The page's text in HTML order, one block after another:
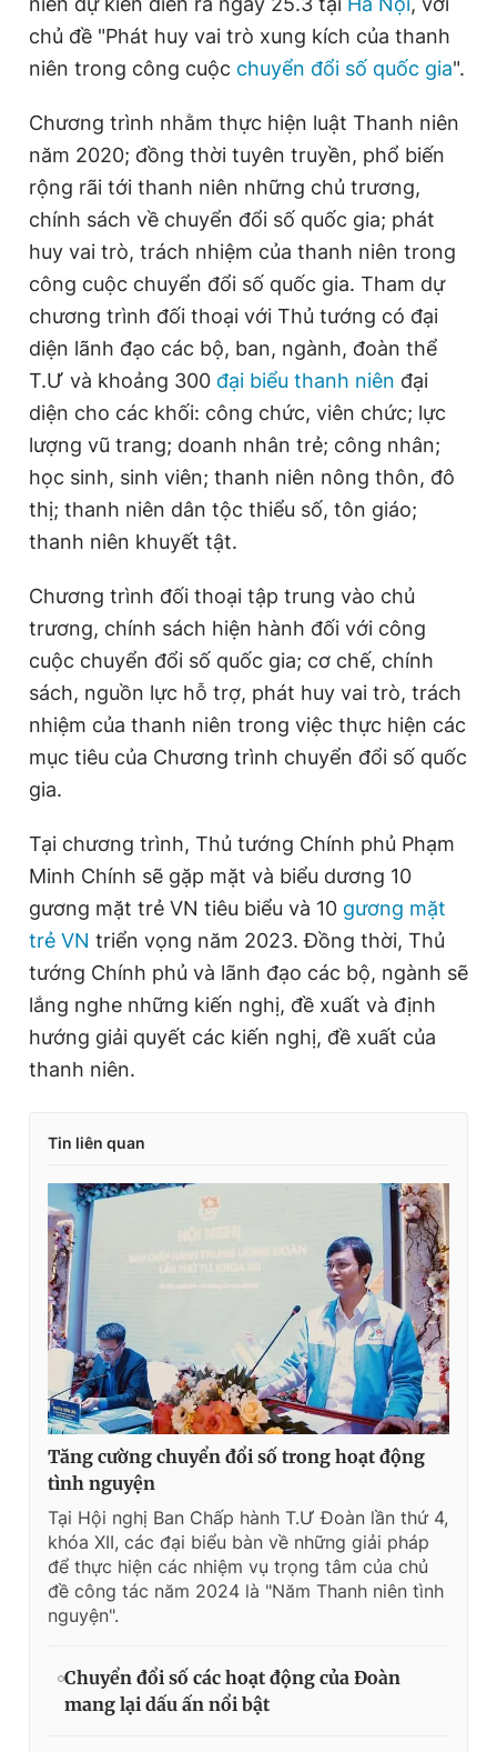
Hotline
0906 645 777
Liên hệ quảng cáo
0908 780 404
Đặt báo Quảng cáo RSS Tòa soạn Chính sách bảo
Tổng biên tập: Nguyễn Ngọc Toàn
Phó tổng biên tập thường trực: Hải Thành
Phó tổng biên tập: Lâm Hiếu Dũng
Phó tổng biên tập: Trần Việt Hưng
Tổng thư ký tòa soạn: Đức Trung
Giấy phép xuất bản số 110/GP - BTTTT cấp ngày 24.3.2020
© 2003-2026 Bản quyền thuộc về Báo Thanh Niên. Cấm sao
chép dưới mọi hình thức nếu không có sự chấp thuận bằng văn
bản. Phát triển bởi ePi Technologies, JSC.
chủ đề "Phát huy vai trò xung kích của thanh
niên trong công cuộc chuyển đổi số quốc gia".
Chương trình nhằm thực hiện luật Thanh niên
năm 2020; đồng thời tuyên truyền, phổ biến
rộng rãi tới thanh niên những chủ trương,
chính sách về chuyển đổi số quốc gia; phát
huy vai trò, trách nhiệm của thanh niên trong
công cuộc chuyển đổi số quốc gia. Tham dự
chương trình đối thoại với Thủ tướng có đại
diện lãnh đạo các bộ, ban, ngành, đoàn thể
T.Ư và khoảng 300 đại biểu thanh niên đại
diện cho các khối: công chức, viên chức; lực
lượng vũ trang; doanh nhân trẻ; công nhân;
học sinh, sinh viên; thanh niên nông thôn, đô
thị; thanh niên dân tộc thiểu số, tôn giáo;
thanh niên khuyết tật.
Chương trình đối thoại tập trung vào chủ
trương, chính sách hiện hành đối với công
cuộc chuyển đổi số quốc gia; cơ chế, chính
sách, nguồn lực hỗ trợ, phát huy vai trò, trách
nhiệm của thanh niên trong việc thực hiện các
mục tiêu của Chương trình chuyển đổi số quốc
gia.
Tại chương trình, Thủ tướng Chính phủ Phạm
Minh Chính sẽ gặp mặt và biểu dương 10
gương mặt trẻ VN tiêu biểu và 10 gương mặt
trẻ VN triển vọng năm 2023. Đồng thời, Thủ
tướng Chính phủ và lãnh đạo các bộ, ngành sẽ
lắng nghe những kiến nghị, đề xuất và định
hướng giải quyết các kiến nghị, đề xuất của
thanh niên.
Tin liên quan
Tăng cường chuyển đổi số trong hoạt động
tình nguyện
Tại Hội nghị Ban Chấp hành T.Ư Đoàn lần thứ 4,
khóa XII, các đại biểu bàn về những giải pháp
để thực hiện các nhiệm vụ trọng tâm của chủ
đề công tác năm 2024 là "Năm Thanh niên tình
nguyện".
Chuyển đổi số các hoạt động của Đoàn
mang lại dấu ấn nổi bật